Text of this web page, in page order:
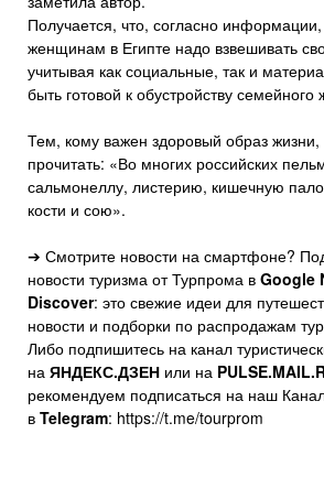
Получается, что, согласно
женщинам в Египте надо взвешивать
учитывая как социальные, так и
быть готовой к обустройству
Тем, кому важен здоровый образ
прочитать: «Во многих российских
сальмонеллу, листерию, кишечную
кости и сою».
➔ Смотрите новости на смартфоне?
новости туризма от Турпрома в Google
Discover: это свежие идеи для
новости и подборки по распродажам
Либо подпишитесь на канал
на ЯНДЕКС.ДЗЕН или на
рекомендуем подписаться на наш
в Telegram: https://t.me/tourprom